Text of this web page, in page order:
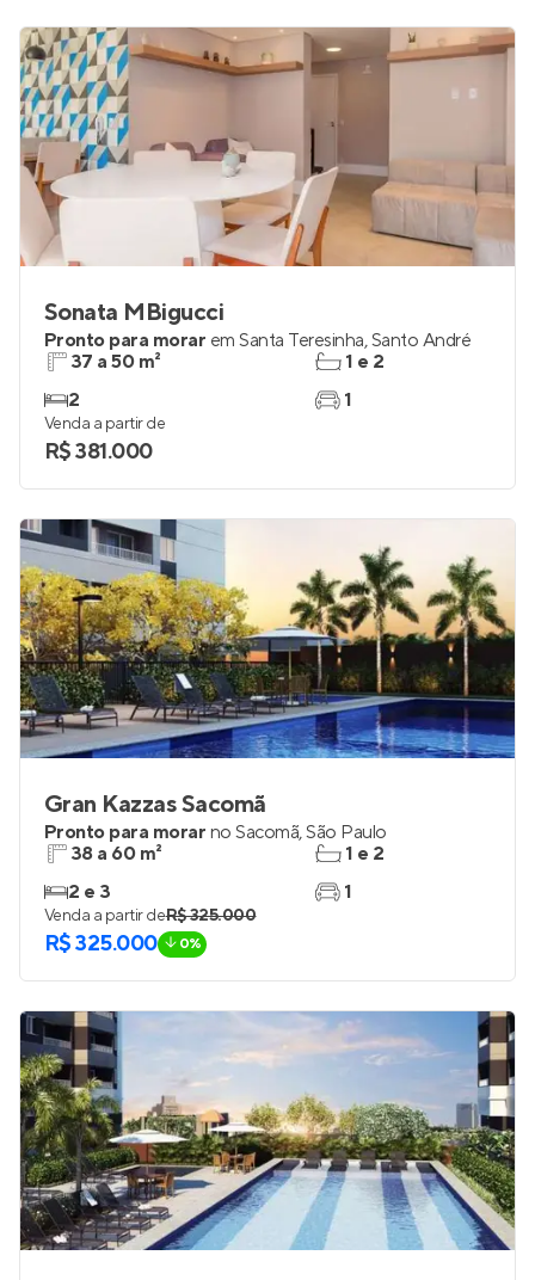
Sonata MBigucci
Pronto para morar em Santa Teresinha,Santo André
37 a 50 m²
2
1 e 2
1
Venda a partir de
R$ 381.000
Gran Kazzas Sacomã
Pronto para morar no Sacomã,São Paulo
38 a 60 m²
2 e 3
1 e 2
1
Venda a partir deR$ 325.000
R$ 325.000 0%